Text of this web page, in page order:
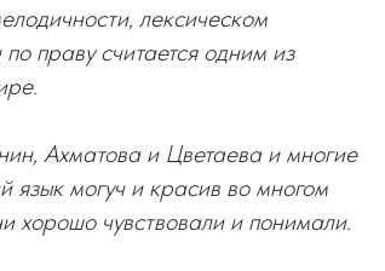
лексическом
праву считается одним из
Ахматова и Цветаева и многие
язык могуч и красив во многом
хорошо чувствовали и понимали.